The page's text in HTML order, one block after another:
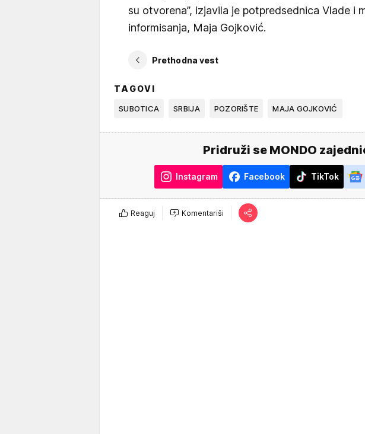
su otvorena”, izjavila je potpredsednica Vlade i
informisanja, Maja Gojković.
Prethodna vest
TAGOVI
SUBOTICA SRBIJA POZORIŠTE MAJA GOJKOVIĆ
Pridruži se MONDO
Instagram Facebook TikTok
Reaguj Komentariši